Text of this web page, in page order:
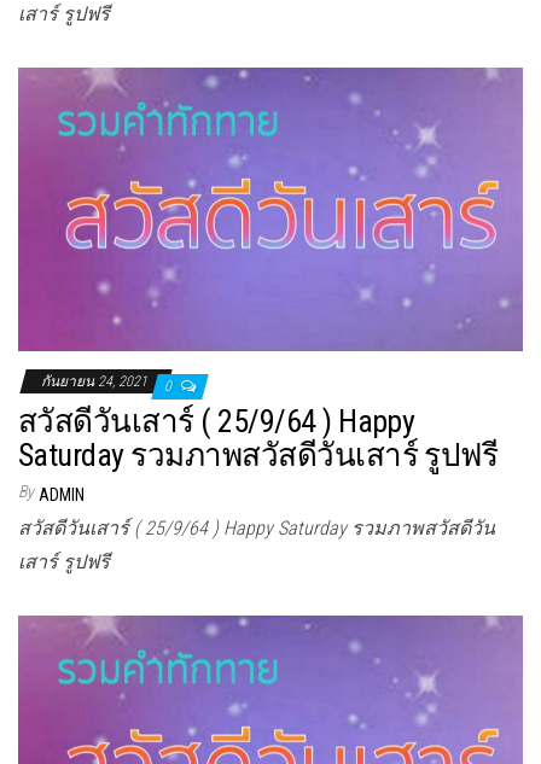
เสาร์ รูปฟรี
กันยายน 24, 2021 0
สวัสดีวันเสาร์ ( 25/9/64 ) Happy
Saturday รวมภาพสวัสดีวันเสาร์ รูปฟรี
By ADMIN
สวัสดีวันเสาร์ ( 25/9/64 ) Happy Saturday รวมภาพสวัสดีวัน
เสาร์ รูปฟรี